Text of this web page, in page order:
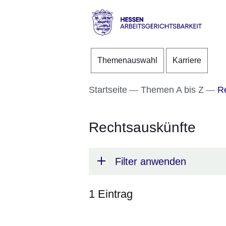
Direkt zum Kopf der
Direkt zum Inhalt
Direkt zum Fuß der
Arbeitsgerichtsbarkeit
Themenauswahl Karriere
Startseite Themen A bis Z
Rechtsauskünfte
Filter anwenden
1 Eintrag